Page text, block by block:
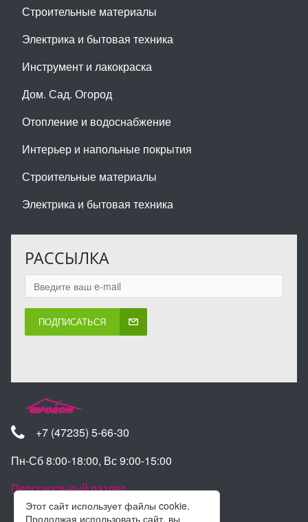
Этот сайт использует файлы cookie.
Продолжая использовать сайт, вы
Строительные материалы
Электрика и бытовая техника
Инструмент и лакокраска
Дом. Сад. Огород
Отопление и водоснабжение
Интерьер и напольные покрытия
Строительные материалы
Электрика и бытовая техника
РАССЫЛКА
ПОДПИСАТЬСЯ
+7 (47235) 5-66-30
Пн-Сб 8:00-18:00, Вс 9:00-15:00
Персональный раздел